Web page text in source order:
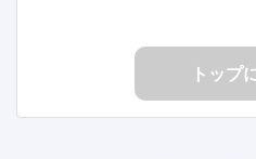
トップ